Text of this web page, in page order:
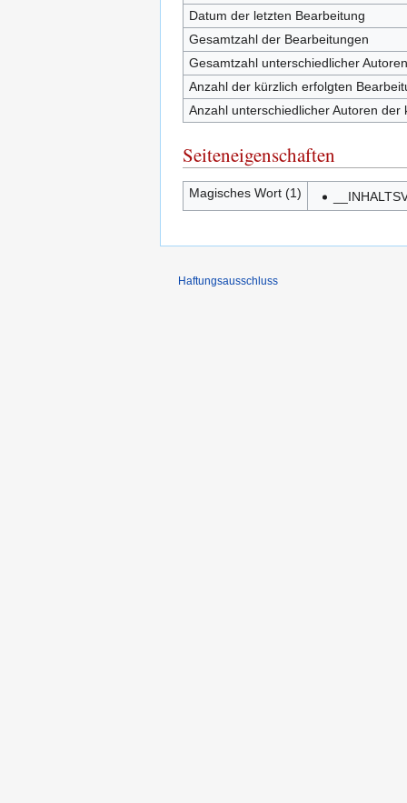
Datum der letzten Bearbeitung
Gesamtzahl der Bearbeitungen
Gesamtzahl unterschiedlicher Autoren
Anzahl der kürzlich erfolgten
Anzahl unterschiedlicher Autoren
Seiteneigenschaften
Magisches Wort (1)
Haftungsausschluss